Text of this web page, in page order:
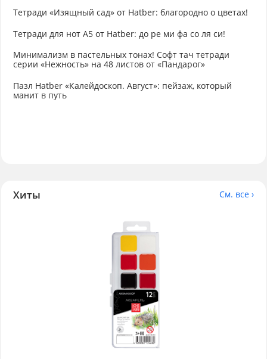
Тетради «Изящный сад» от Hatber: благородно о цветах!
Тетради для нот А5 от Hatber: до ре ми фа со ля си!
Минимализм в пастельных тонах! Софт тач тетради
серии «Нежность» на 48 листов от «Пандарог»
Пазл Hatber «Калейдоскоп. Август»: пейзаж, который
манит в путь
Хиты См. все ›